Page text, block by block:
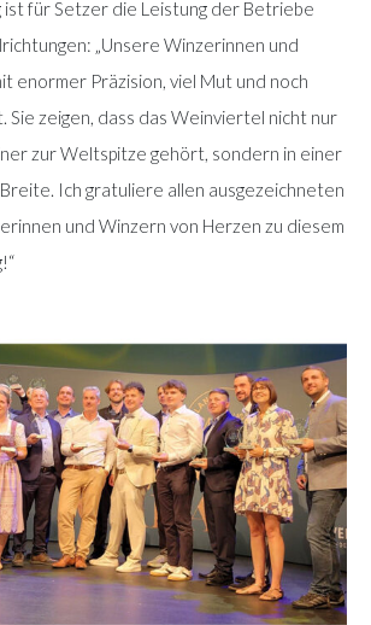
ist für Setzer die Leistung der Betriebe
„Unsere Winzerinnen und
enormer Präzision, viel Mut und noch
Sie zeigen, dass das Weinviertel nicht nur
zur Weltspitze gehört, sondern in einer
Ich gratuliere allen ausgezeichneten
und Winzern von Herzen zu diesem